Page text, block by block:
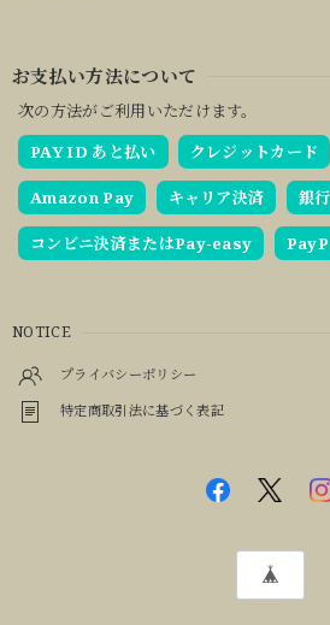
お支払い方法について
次の方法がご利用いただけます。
PAY ID あと払い
クレジットカード
Amazon Pay キャリア決済 銀
コンビニ決済またはPay-easy
NOTICE
プライバシーポリシー
特定商取引法に基づく表記